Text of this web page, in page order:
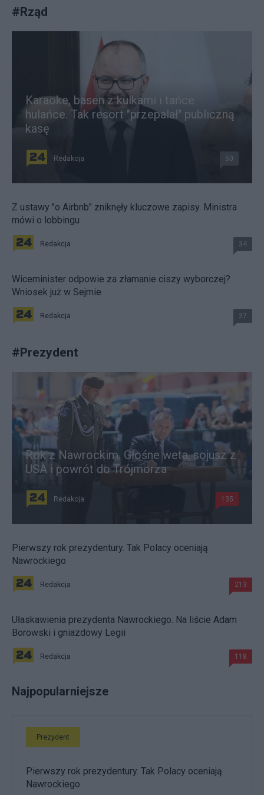
#Rząd
Karaoke, basen z kulkami i tańce
hulańce. Tak resort "przepalał" publiczną
kasę
Redakcja 50
Z ustawy "o Airbnb" zniknęły kluczowe zapisy. Ministra
mówi o lobbingu
Redakcja 34
Wiceminister odpowie za złamanie ciszy wyborczej?
Wniosek już w Sejmie
Redakcja 37
#Prezydent
Rok z Nawrockim. Głośne weta, sojusz z
USA i powrót do Trójmorza
Redakcja 135
Pierwszy rok prezydentury. Tak Polacy oceniają
Nawrockiego
Redakcja 213
Ułaskawienia prezydenta Nawrockiego. Na liście Adam
Borowski i gniazdowy Legii
Redakcja 118
Najpopularniejsze
Prezydent
Pierwszy rok prezydentury. Tak Polacy oceniają
Nawrockiego